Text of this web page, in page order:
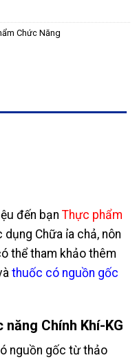
Chức Năng
đến bạn Thực phẩm
dụng Chữa ỉa chả, nôn
thể tham khảo thêm
thuốc có nguồn gốc
Chính Khí-KG
nguồn gốc từ thảo